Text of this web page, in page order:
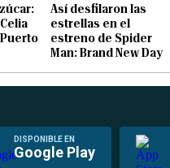
Así desfilaron las
estrellas en el
estreno de Spider
Man: Brand New Day
DISPONIBLE EN
Google Play